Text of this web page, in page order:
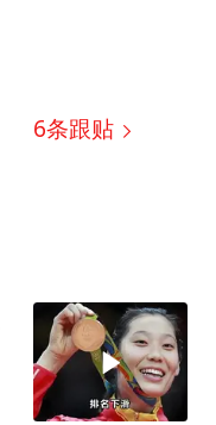
6条跟贴